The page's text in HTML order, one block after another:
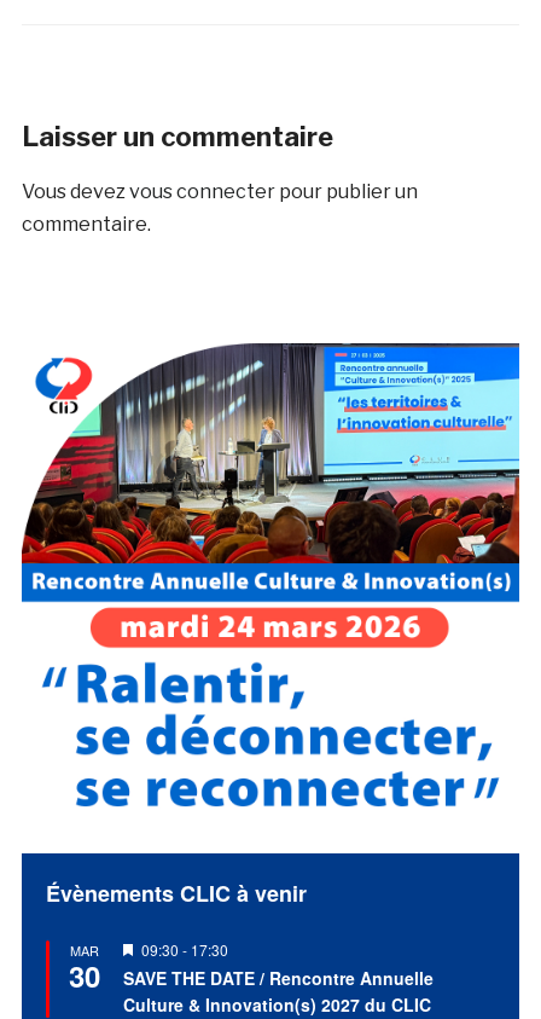
Laisser un commentaire
Vous devezvous connecterpour publier un
commentaire.
Évènements CLIC à venir
MAR
30
Mis
en
avant
09:30 - 17:30
SAVE THE DATE / Rencontre Annuelle
Culture & Innovation(s) 2027 du CLIC